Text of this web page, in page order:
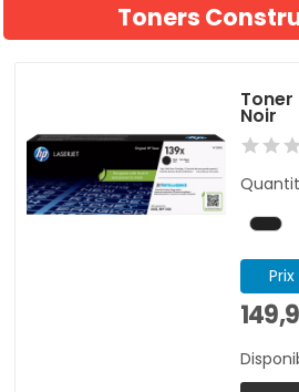
Toners
Toner
Noir